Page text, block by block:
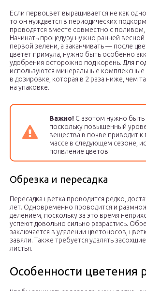
Если первоцвет выращивается не как
то он нуждается в периодических
проводятся вместе совместно с поливом,
Начинать процедуру нужно ранней
первой зелени, а заканчивать — после
цветет примула, нужно быть особенно
удобрения осторожно под корень. Для
используются минеральные комплексные
в дозировке, которая в 2 раза ниже, чем
на упаковке.
Важно! С азотом нужно быть
поскольку повышенный
вещества в почве приводит к
массе в следующем сезоне,
появление цветов.
Обрезка и пересадка
Пересадка цветка проводится редко,
лет. Одновременно проводится и
делением, поскольку за это время
успеют довольно сильно разрастись.
заключается в удалении цветоносов,
завяли. Также требуется удалять
листья.
Особенности цветения